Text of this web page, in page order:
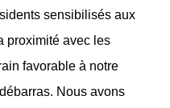
sensibilisés aux
proximité avec les
favorable à notre
Nous avons